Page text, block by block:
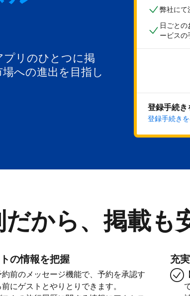
リのひとつに掲
への進出を目指し
弊社にて
日ごと
ービスの
登録手続き
登録手続き
から、掲載も
の情報を把握
約前のメッセージ機能で、予約を承認す
前にゲストとやりとりできます。
充